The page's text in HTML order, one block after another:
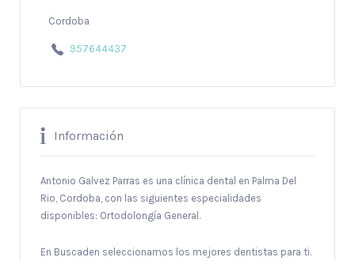
Cordoba
957644437
Información
Antonio Galvez Parras es una clínica dental en Palma Del
Rio, Cordoba, con las siguientes especialidades
disponibles: Ortodolongía General.
En Buscaden seleccionamos los mejores dentistas para ti.